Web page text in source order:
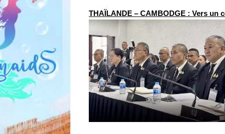
THAÏLANDE – CAMBODGE : Vers un